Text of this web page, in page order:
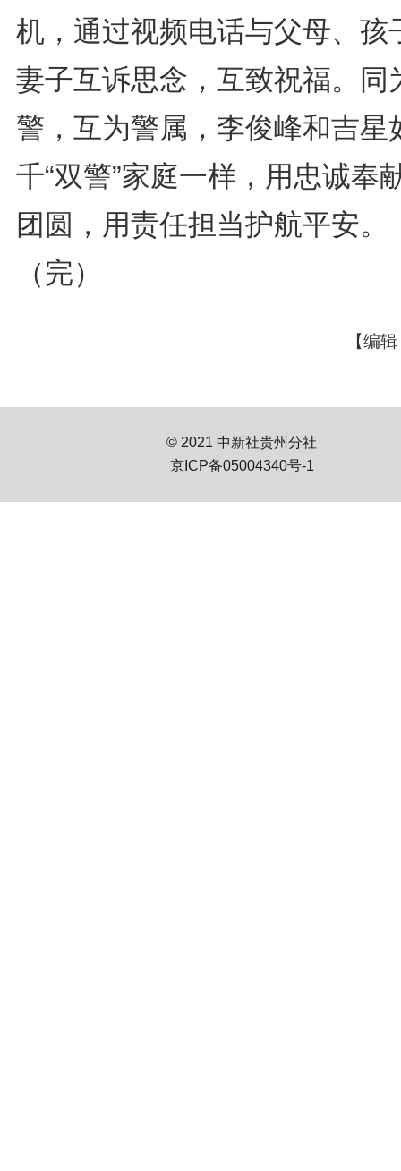
机，通过视频电话与父母、孩
妻子互诉思念，互致祝福。同
警，互为警属，李俊峰和吉星
千“双警”家庭一样，用忠诚奉
团圆，用责任担当护航平安。
（完）
【编
© 2021 中新社贵州分社
京ICP备05004340号-1